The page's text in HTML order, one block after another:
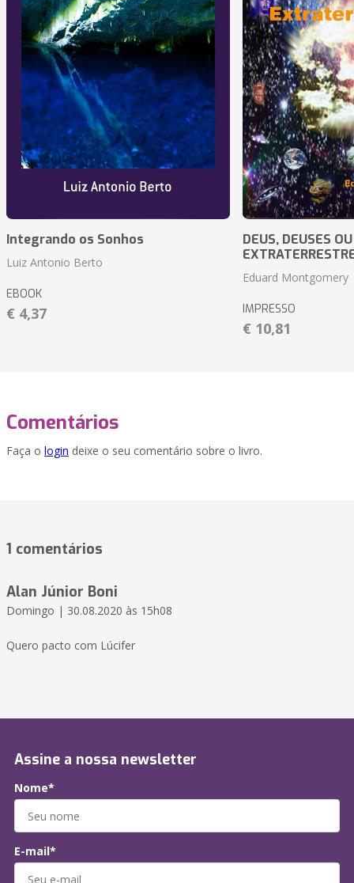
Integrando os Sonhos
Luiz Antonio Berto
EBOOK
€ 4,37
DEUS, DEUSES OU
Eduard Montgomery
IMPRESSO
€ 10,81
Comentários
Faça o login deixe o seu comentário sobre o livro.
1 comentários
Alan Júnior Boni
Domingo | 30.08.2020 às 15h08
Quero pacto com Lúcifer
Assine a nossa newsletter
Nome*
E-mail*